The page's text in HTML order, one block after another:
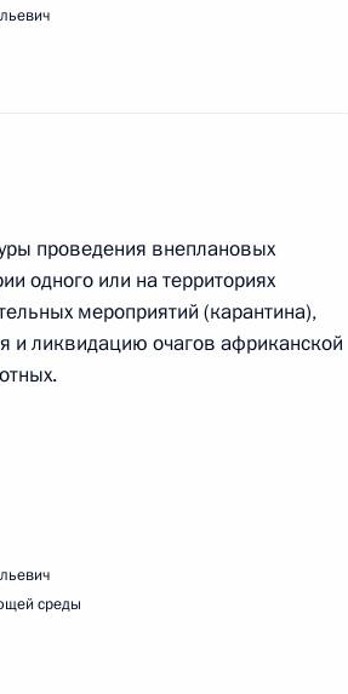
нагрузки на субъекты
проведения внеплановых
одного или на территориях
мероприятий (карантина),
и ликвидацию очагов африканской
среды